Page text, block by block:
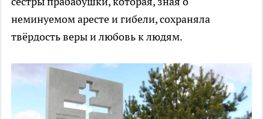
неминуемом аресте и гибели, сохраняла
твёрдость веры и любовь к людям.